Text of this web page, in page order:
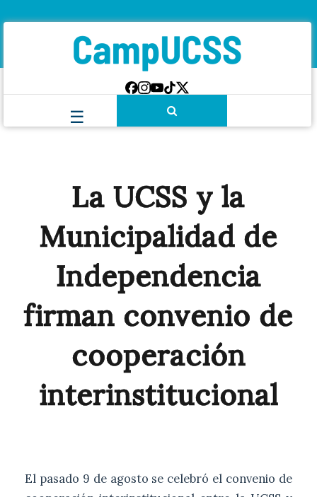
La UCSS y la
Municipalidad de
Independencia
firman convenio de
cooperación
interinstitucional
El pasado 9 de agosto se celebró el convenio de